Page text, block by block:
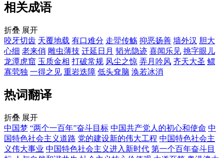
相关成语
折叠 展开
咬牙切齿 天覆地载 有口难分 走斝传觞 抑恶扬善 墙外汉 胆大
心细 老来俏 雕虫薄技 迁延日月 韬光隐迹 喜闻乐见 挑字眼儿
龙潭虎窟 玉质金相 打破常规 风尘之惊 弄月吟风 齐天大圣 鳏
寡茕独 一得之见 重岩迭障 低头耷脑 涣若冰消
热词翻译
折叠 展开
中国梦 “两个一百年”奋斗目标 中国共产党人的初心和使命 中
国特色社会主义道路 党的建设新的伟大工程 中国特色社会主
义伟大事业 中国特色社会主义进入新时代 第一个百年奋斗目